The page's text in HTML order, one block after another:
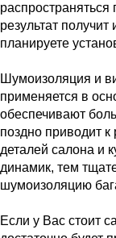
результат
планируете
Шумоизоляция и
применяется в
обеспечивают
поздно приводит
деталей салона и
динамик, тем
шумоизоляцию
Если у Вас стоит